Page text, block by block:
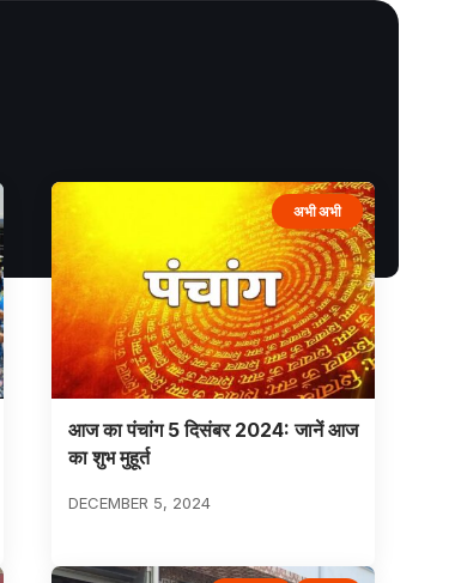
अभी अभी
आज का पंचांग 5 दिसंबर 2024: जानें आज
का शुभ मुहूर्त
DECEMBER 5, 2024